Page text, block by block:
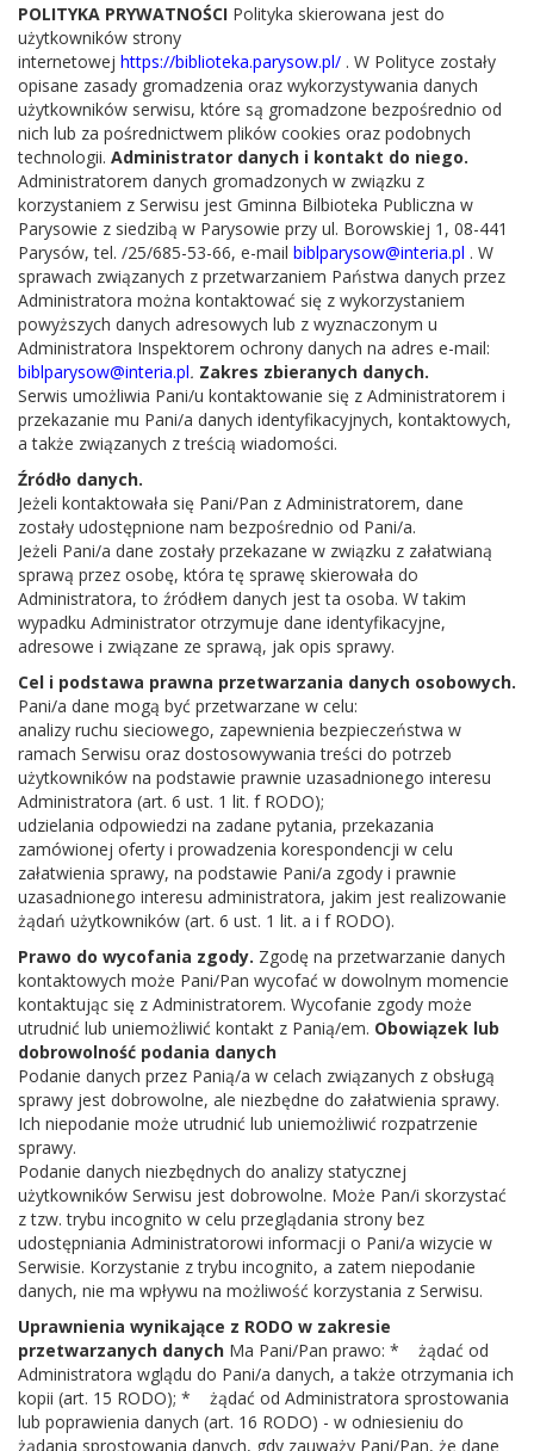
oraz strefa z farbami plakatowymi. O malowanie twarzy,
włosów, tatuaże i zabawy dla maluchów zadbały Animatorki –
Pani Monika i Pani Julia.
Dużym powodzeniem cieszyło się stoisko gastronomiczne
przygotowane przez KGW „Paryżanki” oraz strażacki prysznic.
Nad oprawą muzyczną Pikniku czuwał Kamil, a sponsorami
tego wydarzenia byli: WITPOL sp. z o.o, Sante Sp. z o.o.,
P.P.H.U.Szymon Oskroba – Piekarnia Parysów, Jolanta i Rafał
Oskroba TOPAZ.
Organizatorzy: Wójt Gminy Parysów oraz Gminna Biblioteka
Publiczna w Parysowie dziękują wszystkim za wspólnie
spędzony czas, sponsorom oraz tym, którzy włączyli się w
organizację Pikniku Rodzinnego.
Życzymy wszystkim udanych, słonecznych i bezpiecznych
WAKACJI!!!
Kontakt
Telefon:25 6855366
E-mail: biblparysow@interia.pl
NIP:8262092208
POLITYKA PRYWATNOŚCI Polityka skierowana jest do
użytkowników strony
internetowej https://biblioteka.parysow.pl/ . W Polityce zostały
opisane zasady gromadzenia oraz wykorzystywania danych
użytkowników serwisu, które są gromadzone bezpośrednio od
nich lub za pośrednictwem plików cookies oraz podobnych
technologii. Administrator danych i kontakt do niego.
Administratorem danych gromadzonych w związku z
korzystaniem z Serwisu jest Gminna Bilbioteka Publiczna w
Parysowie z siedzibą w Parysowie przy ul. Borowskiej 1, 08-441
Parysów, tel. /25/685-53-66, e-mail biblparysow@interia.pl . W
sprawach związanych z przetwarzaniem Państwa danych przez
Administratora można kontaktować się z wykorzystaniem
powyższych danych adresowych lub z wyznaczonym u
Administratora Inspektorem ochrony danych na adres e-mail:
biblparysow@interia.pl. Zakres zbieranych danych.
Serwis umożliwia Pani/u kontaktowanie się z Administratorem i
przekazanie mu Pani/a danych identyfikacyjnych, kontaktowych,
a także związanych z treścią wiadomości.
Źródło danych.
Jeżeli kontaktowała się Pani/Pan z Administratorem, dane
zostały udostępnione nam bezpośrednio od Pani/a.
Jeżeli Pani/a dane zostały przekazane w związku z załatwianą
sprawą przez osobę, która tę sprawę skierowała do
Administratora, to źródłem danych jest ta osoba. W takim
wypadku Administrator otrzymuje dane identyfikacyjne,
adresowe i związane ze sprawą, jak opis sprawy.
Cel i podstawa prawna przetwarzania danych osobowych.
Pani/a dane mogą być przetwarzane w celu:
analizy ruchu sieciowego, zapewnienia bezpieczeństwa w
ramach Serwisu oraz dostosowywania treści do potrzeb
użytkowników na podstawie prawnie uzasadnionego interesu
Administratora (art. 6 ust. 1 lit. f RODO);
udzielania odpowiedzi na zadane pytania, przekazania
zamówionej oferty i prowadzenia korespondencji w celu
załatwienia sprawy, na podstawie Pani/a zgody i prawnie
uzasadnionego interesu administratora, jakim jest realizowanie
żądań użytkowników (art. 6 ust. 1 lit. a i f RODO).
Prawo do wycofania zgody. Zgodę na przetwarzanie danych
kontaktowych może Pani/Pan wycofać w dowolnym momencie
kontaktując się z Administratorem. Wycofanie zgody może
utrudnić lub uniemożliwić kontakt z Panią/em. Obowiązek lub
dobrowolność podania danych
Podanie danych przez Panią/a w celach związanych z obsługą
sprawy jest dobrowolne, ale niezbędne do załatwienia sprawy.
Ich niepodanie może utrudnić lub uniemożliwić rozpatrzenie
sprawy.
Podanie danych niezbędnych do analizy statycznej
użytkowników Serwisu jest dobrowolne. Może Pan/i skorzystać
z tzw. trybu incognito w celu przeglądania strony bez
udostępniania Administratorowi informacji o Pani/a wizycie w
Serwisie. Korzystanie z trybu incognito, a zatem niepodanie
danych, nie ma wpływu na możliwość korzystania z Serwisu.
Uprawnienia wynikające z RODO w zakresie
przetwarzanych danych Ma Pani/Pan prawo: * żądać od
Administratora wglądu do Pani/a danych, a także otrzymania ich
kopii (art. 15 RODO); * żądać od Administratora sprostowania
lub poprawienia danych (art. 16 RODO) - w odniesieniu do
żądania sprostowania danych, gdy zauważy Pani/Pan, że dane